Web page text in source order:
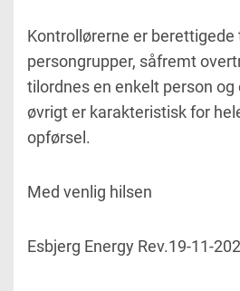
Kontrollørerne er berettigede
persongrupper, såfremt
tilordnes en enkelt person
øvrigt er karakteristisk for
opførsel.
Med venlig hilsen
Esbjerg Energy Rev.19-11-